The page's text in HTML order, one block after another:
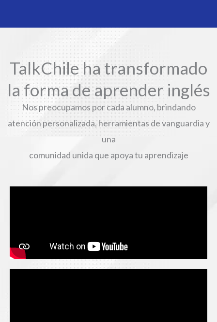
TalkChile ha transformado
la forma de aprender inglés
Nos preocupamos por cada alumno, brindando
atención personalizada, herramientas de vanguardia y
una
comunidad unida que apoya tu aprendizaje